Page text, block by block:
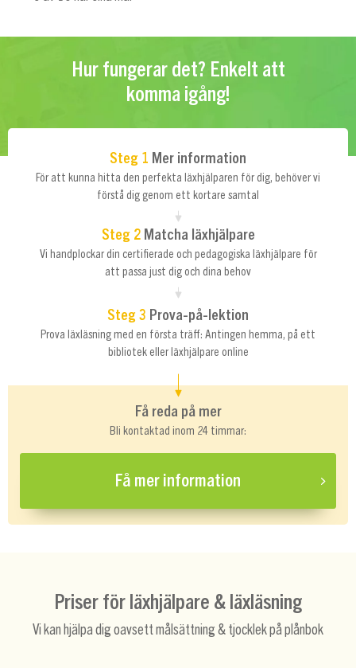
Hur fungerar det? Enkelt att
komma igång!
Steg 1 Mer information
För att kunna hitta den perfekta läxhjälparen för dig, behöver vi
förstå dig genom ett kortare samtal
Steg 2 Matcha läxhjälpare
Vi handplockar din certifierade och pedagogiska läxhjälpare för
att passa just dig och dina behov
Steg 3 Prova-på-lektion
Prova läxläsning med en första träff: Antingen hemma, på ett
bibliotek eller läxhjälpare online
Få reda på mer
Bli kontaktad inom 24 timmar:
Få mer information
Priser för läxhjälpare & läxläsning
Vi kan hjälpa dig oavsett målsättning & tjocklek på plånbok